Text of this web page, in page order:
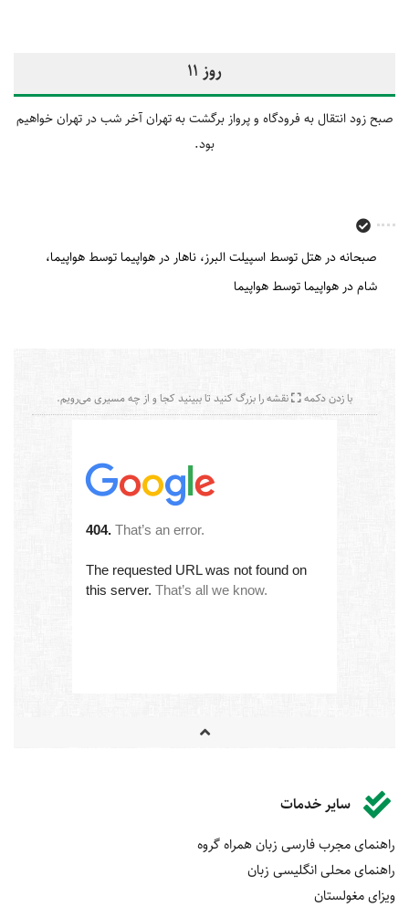
روز 11
صبح زود انتقال به فرودگاه و پرواز برگشت به تهران آخر شب در تهران خواهیم
بود.
صبحانه در هتل توسط اسپیلت البرز ناهار در هواپیما توسط هواپیما
شام در هواپیما توسط هواپیما
با زدن دکمه نقشه را بزرگ کنید تا ببینید کجا و از چه مسیری می‌رویم.
سایر خدمات
راهنمای مجرب فارسی زبان همراه گروه
راهنمای محلی انگلیسی زبان
ویزای مغولستان